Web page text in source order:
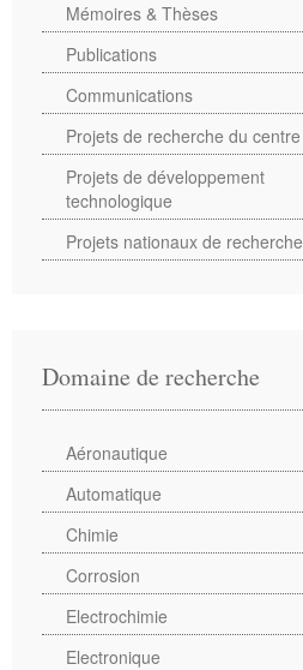
Mémoires & Thèses
Publications
Communications
Projets de recherche du centre
Projets de développement
technologique
Projets nationaux de recherche
Domaine de recherche
Aéronautique
Automatique
Chimie
Corrosion
Electrochimie
Electronique